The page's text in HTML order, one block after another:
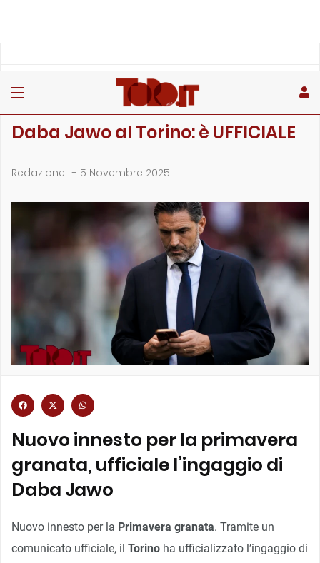
Daba Jawo al Torino: è UFFICIALE
Redazione - 5 Novembre 2025
Nuovo innesto per la primavera
granata, ufficiale l’ingaggio di
Daba Jawo
Nuovo innesto per la Primavera granata. Tramite un
comunicato ufficiale, il Torino ha ufficializzato l’ingaggio di